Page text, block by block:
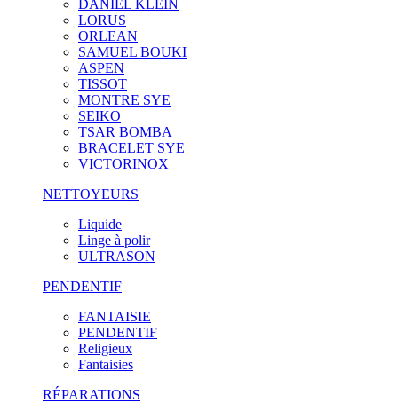
DANIEL KLEIN
LORUS
ORLEAN
SAMUEL BOUKI
ASPEN
TISSOT
MONTRE SYE
SEIKO
TSAR BOMBA
BRACELET SYE
VICTORINOX
NETTOYEURS
Liquide
Linge à polir
ULTRASON
PENDENTIF
FANTAISIE
PENDENTIF
Religieux
Fantaisies
RÉPARATIONS